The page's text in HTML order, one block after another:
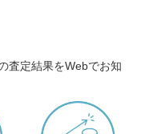
査定結果をWebでお知